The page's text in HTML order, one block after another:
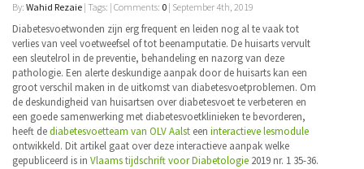
By: Wahid Rezaie | Tags: | Comments: 0 | September 4th, 2019
Diabetesvoetwonden zijn erg frequent en leiden nog al te vaak tot
verlies van veel voetweefsel of tot beenamputatie. De huisarts vervult
een sleutelrol in de preventie, behandeling en nazorg van deze
pathologie. Een alerte deskundige aanpak door de huisarts kan een
groot verschil maken in de uitkomst van diabetesvoetproblemen. Om
de deskundigheid van huisartsen over diabetesvoet te verbeteren en
een goede samenwerking met diabetesvoetklinieken te bevorderen,
heeft dediabetesvoetteam van OLV Aalst een interactieve lesmodule
ontwikkeld. Dit artikel gaat over deze interactieve aanpak welke
gepubliceerd is in Vlaams tijdschrift voor Diabetologie 2019 nr. 1 35-36.